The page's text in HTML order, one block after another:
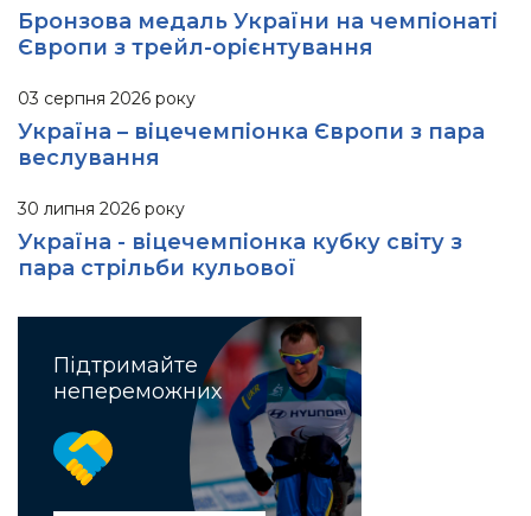
Бронзова медаль України на чемпіонаті
Європи з трейл-орієнтування
03 серпня 2026 року
Україна – віцечемпіонка Європи з пара
веслування
30 липня 2026 року
Україна - віцечемпіонка кубку світу з
пара стрільби кульової
Підтримайте
непереможних